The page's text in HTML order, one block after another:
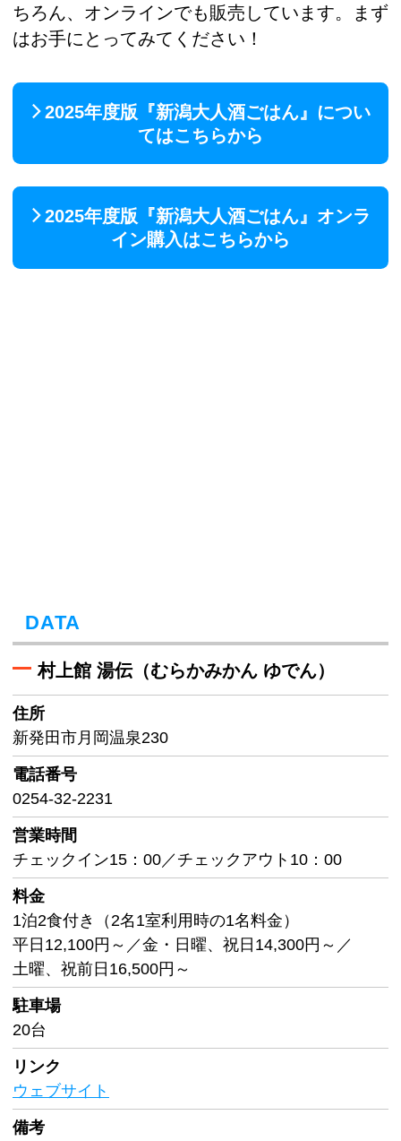
ちろん、オンラインでも販売しています。まず
はお手にとってみてください！
2025年度版『新潟大人酒ごはん』につい
てはこちらから
2025年度版『新潟大人酒ごはん』オンラ
イン購入はこちらから
DATA
村上館 湯伝（むらかみかん ゆでん）
住所
新発田市月岡温泉230
電話番号
0254-32-2231
営業時間
チェックイン15：00／チェックアウト10：00
料金
1泊2食付き（2名1室利用時の1名料金）
平日12,100円～／金・日曜、祝日14,300円～／
土曜、祝前日16,500円～
駐車場
20台
リンク
ウェブサイト
備考